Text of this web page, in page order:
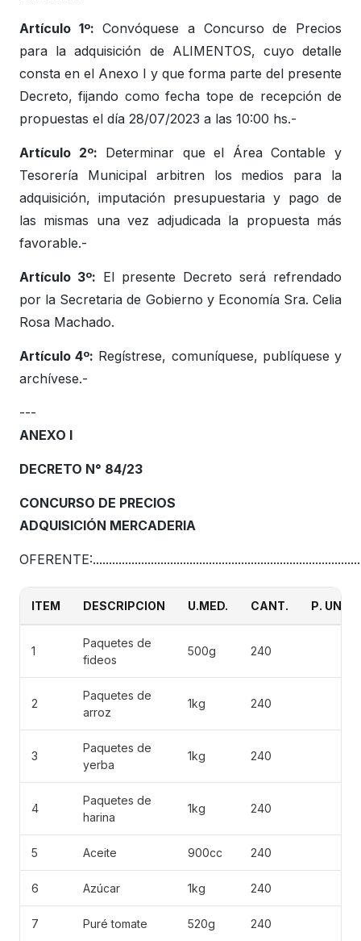
Artículo 1º: Convóquese a Concurso de Precios
para la adquisición de ALIMENTOS, cuyo detalle
consta en el Anexo I y que forma parte del presente
Decreto, fijando como fecha tope de recepción de
propuestas el día 28/07/2023 a las 10:00 hs.-
Artículo 2º: Determinar que el Área Contable y
Tesorería Municipal arbitren los medios para la
adquisición, imputación presupuestaria y pago de
las mismas una vez adjudicada la propuesta más
favorable.-
Artículo 3º: El presente Decreto será refrendado
por la Secretaria de Gobierno y Economía Sra. Celia
Rosa Machado.
Artículo 4º: Regístrese, comuníquese, publíquese y
archívese.-
---
ANEXO I
DECRETO N° 84/23
CONCURSO DE PRECIOS
ADQUISICIÓN MERCADERIA
ITEM DESCRIPCION U.MED. CANT. P. UNIT
1
Paquetes de
fideos
500g 240
2
Paquetes de
arroz
1kg 240
3
Paquetes de
yerba
1kg 240
4
Paquetes de
harina
1kg 240
5 Aceite 900cc 240
6 Azúcar 1kg 240
7 Puré tomate 520g 240